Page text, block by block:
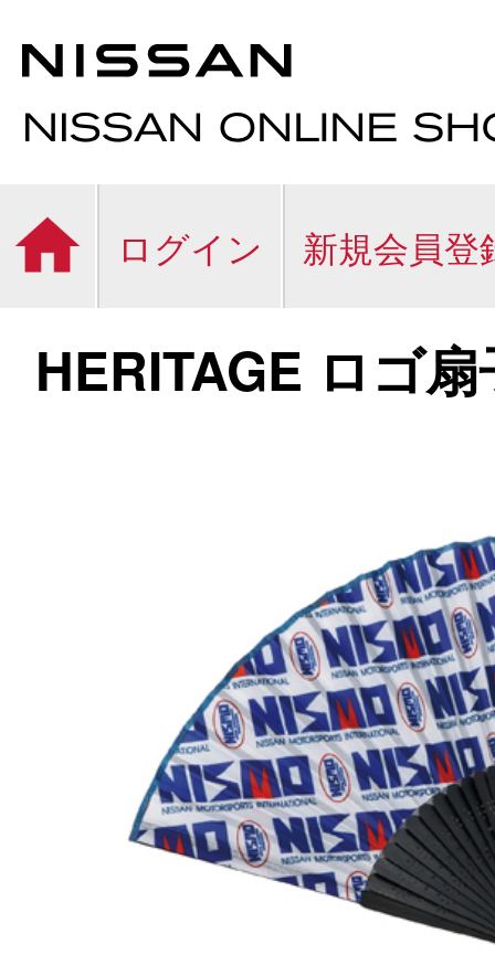
ログイン 新規会員登
HERITAGE ロゴ扇